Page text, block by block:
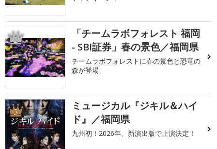
2
「チームラボフォレスト 福岡
- SBI証券」春の景色／福岡県
チームラボフォレストに春の景色と恐竜の
森が登場
3
ミュージカル『ジキル＆ハイ
ド』／福岡県
九州初！2026年、新演出版で上演決定！